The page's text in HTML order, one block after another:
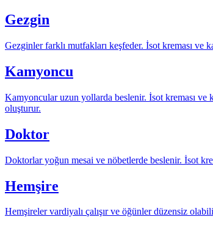
Gezgin
Gezginler farklı mutfakları keşfeder. İsot kreması ve
Kamyoncu
Kamyoncular uzun yollarda beslenir. İsot kreması ve
oluşturur.
Doktor
Doktorlar yoğun mesai ve nöbetlerde beslenir. İsot
Hemşire
Hemşireler vardiyalı çalışır ve öğünler düzensiz